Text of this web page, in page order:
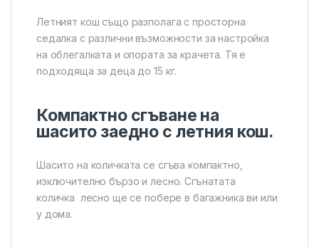
Летният кош също разполага с просторна
седалка с различни възможности за настройка
на облегалката и опората за крачета. Тя е
подходяща за деца до 15 кг.
Компактно сгъване на
шасито заедно с летния кош.
Шасито на количката се сгъва компактно,
изключително бързо и лесно. Сгънатата
количка лесно ще се побере в багажника ви или
у дома.